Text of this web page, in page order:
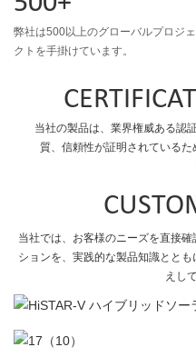
弊社は500以上のグローバルプロジェ
クトを手掛けています。
当社の製品は、業界権威ある認
質、信頼性が証明されているた
当社では、お客様のニーズを直接
ションを、実践的な製品知識とと
えし